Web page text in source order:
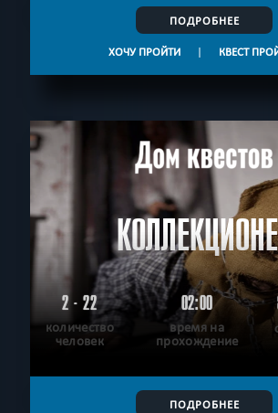
ПОДРОБНЕЕ
ХОЧУ ПРОЙТИ | КВЕСТ
2 - 22
количество
человек
02:00
время на
прохождение
ПОДРОБНЕЕ